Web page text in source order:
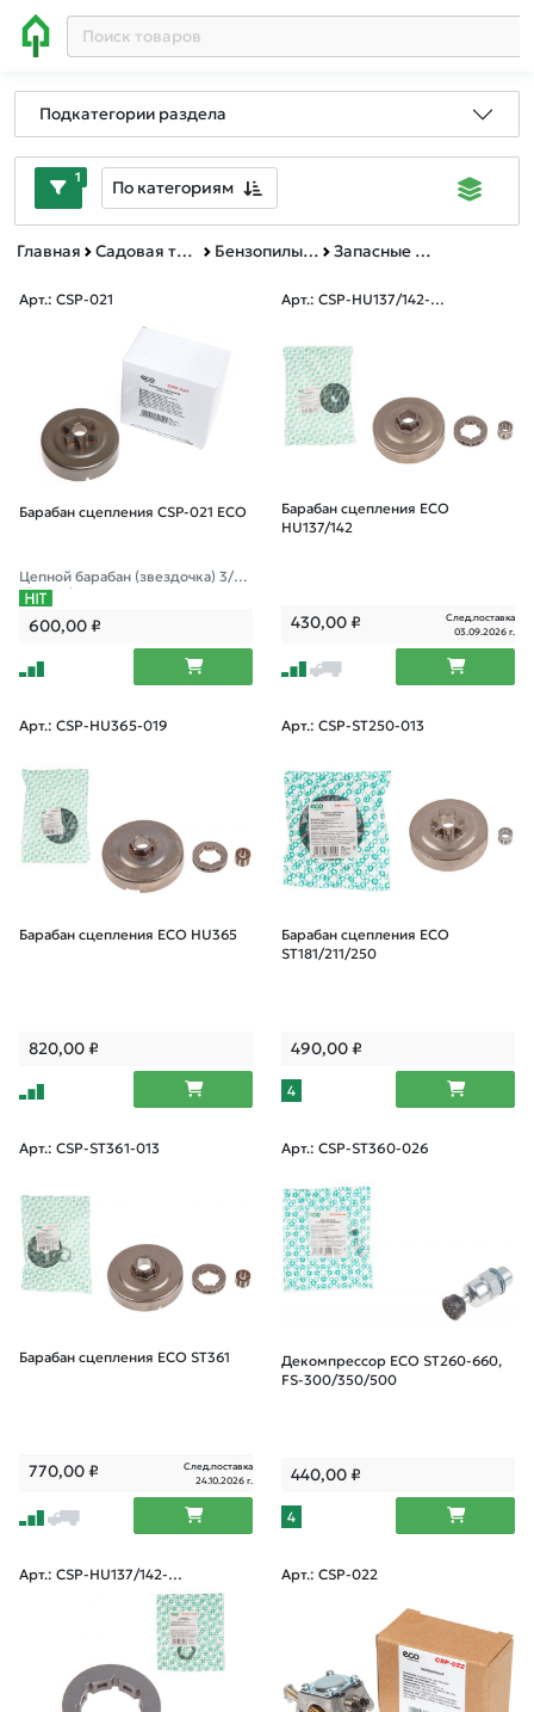
Подкатегории раздела
1 По категориям
Главная Садовая техника, оснастка и принадлежности Бензопилы и пилы цепные электрические Запасные части к бензопилам
Арт.: CSP-021
Барабан сцепления CSP-021 ECO
Цепной барабан (звездочка) 3/8"
LP 6 зуб.
600,00₽
Арт.: CSP-HU137/142-01
Барабан сцепления ECO
HU137/142
430,00₽
След.поставка
03.09.2026 г.
Арт.: CSP-HU365-019
Барабан сцепления ECO HU365
820,00₽
Арт.: CSP-ST250-013
Барабан сцепления ECO
ST181/211/250
490,00₽
4
Арт.: CSP-ST361-013
Барабан сцепления ECO ST361
770,00₽
След.поставка
24.10.2026 г.
Арт.: CSP-ST360-026
Декомпрессор ECO ST260-660,
FS-300/350/500
440,00₽
4
Арт.: CSP-HU137/142-01
Арт.: CSP-022